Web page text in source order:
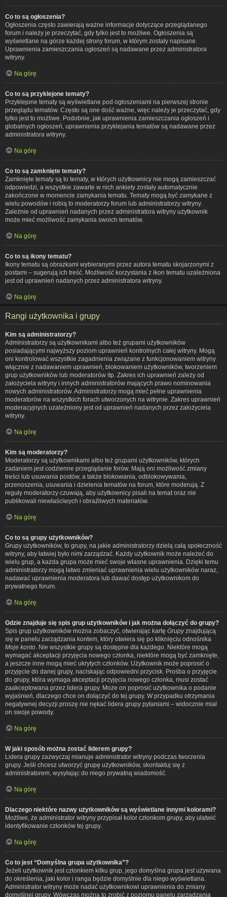
Co to są ogłoszenia?
Ogłoszenia często zawierają ważne informacje dotyczące przeglądanego
forum i należy je przeczytać, gdy tylko jest to możliwe. Ogłoszenia są
wyświetlane na górze każdej strony forum, w którym zostały napisane.
Uprawnienia zamieszczania ogłoszeń są nadawane przez administratora
witryny.
Na górę
Co to są przyklejone tematy?
Przyklejone tematy są wyświetlane pod ogłoszeniami na pierwszej stronie
przeglądu tematów. Często są one dość ważne, więc należy je przeczytać, gdy
tylko jest to możliwe. Podobnie, jak uprawnienia zamieszczania ogłoszeń i
globalnych ogłoszeń, uprawnienia przyklejania tematów są nadawane przez
administratora witryny.
Na górę
Co to są zamknięte tematy?
Zamknięte tematy są to tematy, w których użytkownicy nie mogą zamieszczać
odpowiedzi, a wszystkie zawarte w nich ankiety zostały automatycznie
zakończone w momencie zamykania tematu. Tematy mogą być zamykane z
wielu powodów i robią to moderatorzy forum lub administratorzy witryny.
Zależnie od uprawnień nadanych przez administratora witryny użytkownik
może mieć możliwość zamykania swoich tematów.
Na górę
Co to są ikony tematu?
Ikony tematu są obrazkami wybieranymi przez autora tematu skojarzonymi z
postami – sugerują ich treść. Możliwość korzystania z ikon tematu uzależniona
jest od uprawnień nadanych przez administratora witryny.
Na górę
Rangi użytkownika i grupy
Kim są administratorzy?
Administratorzy są użytkownikami albo też grupami użytkowników
posiadającymi najwyższy poziom uprawnień kontrolnych całej witryny. Mogą
oni kontrolować wszystkie zagadnienia związane z funkcjonowaniem witryny
włącznie z nadawaniem uprawnień, blokowaniem użytkowników, tworzeniem
grup użytkowników lub moderatorów itp. Zakres ich uprawnień zależy od
założyciela witryny i innych administratorów mających prawo nominowania
nowych administratorów. Administratorzy mogą mieć pełne uprawnienia
moderatorów na wszystkich forach utworzonych na witrynie. Zakres uprawnień
moderacyjnych uzależniony jest od uprawnień nadanych przez założyciela
witryny.
Na górę
Kim są moderatorzy?
Moderatorzy są użytkownikami albo też grupami użytkowników, których
zadaniem jest codzienne przeglądanie forów. Mają oni możliwość zmiany
treści lub usuwania postów, a także blokowania, odblokowywania,
przenoszenia, usuwania i dzielenia tematów na forum, które moderują. Z
reguły moderatorzy czuwają, aby użytkownicy pisali na temat oraz nie
publikowali niewłaściwych i obraźliwych materiałów.
Na górę
Co to są grupy użytkowników?
Grupy użytkowników, to grupy, na jakie administratorzy dzielą całą społeczność
witryny, aby łatwiej było nimi zarządzać. Każdy użytkownik może należeć do
wielu grup, a każda grupa może mieć swoje własne uprawnienia. Dzięki temu
administratorzy mogą łatwo zmieniać uprawnienia wielu użytkowników naraz,
nadawać uprawnienia moderatora lub dawać dostęp użytkownikom do
prywatnego forum.
Na górę
Gdzie znajduje się spis grup użytkowników i jak można dołączyć do grupy?
Spis grup użytkowników można zobaczyć, otwierając kartę Grupyznajdującą
się w panelu zarządzania kontem, który otwiera się po kliknięciu odnośnika
Moje konto . Nie wszystkie grupy są dostępne dla każdego. Niektóre mogą
wymagać akceptacji przyjęcia nowego członka, niektóre mogą być zamknięte,
a jeszcze inne mogą mieć ukrytych członków. Użytkownik może poprosić o
przyjęcie do danej grupy, naciskając odpowiedni przycisk. Prośba o przyjęcie
do grupy, która wymaga akceptacji przyjęcia nowego członka, musi zostać
zaakceptowana przez lidera grupy. Może on poprosić użytkownika o podanie
wyjaśnień, dlaczego chce on dołączyć do tej grupy. W przypadku otrzymania
negatywnej decyzji proszę nie nękać lidera grupy pytaniami – widocznie miał
on swoje powody.
Na górę
W jaki sposób można zostać liderem grupy?
Lidera grupy zazwyczaj mianuje administrator witryny podczas tworzenia
grupy. Jeśli chcesz utworzyć grupę użytkowników, skontaktuj się z
administratorem, wysyłając do niego prywatną wiadomość.
Na górę
Dlaczego niektóre nazwy użytkowników są wyświetlane innymi kolorami?
Możliwe, że administrator witryny przypisał kolor członkom grupy, aby ułatwić
identyfikowanie członków tej grupy.
Na górę
Co to jest “Domyślna grupa użytkownika”?
Jeżeli użytkownik jest członkiem kilku grup, jego domyślna grupa jest używana
do określenia, jaki kolor i ranga będzie domyślnie dla niego wyświetlana.
Administrator witryny może nadać użytkownikowi uprawnienia do zmiany
domyślnej grupy. Wówczas można to zrobić z poziomu panelu zarządzania